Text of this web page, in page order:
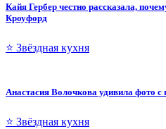
Кайя Гербер честно рассказала,
Кроуфорд
⭐ Звёздная кухня
Анастасия Волочкова удивила фото
⭐ Звёздная кухня